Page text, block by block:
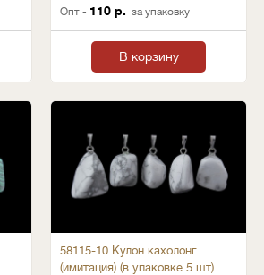
Опт - 110 р. за упаковку
В корзину
58115-10 Кулон кахолонг
(имитация) (в упаковке 5 шт)